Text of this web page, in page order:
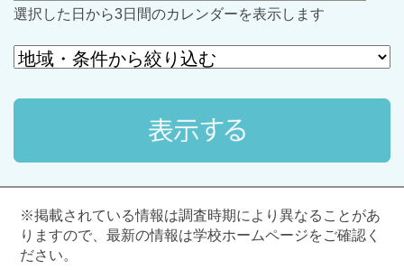
選択した日から3日間のカレンダーを表示します
※掲載されている情報は調査時期により異なることがあ
りますので、最新の情報は学校ホームページをご確認く
ださい。